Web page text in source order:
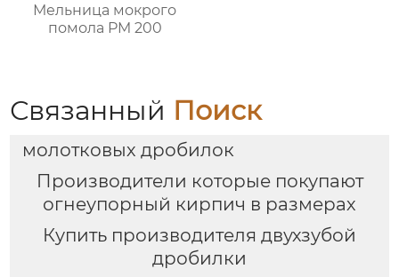
Мельница мокрого
помола PM 200
Связанный Поиск
молотковых дробилок
Производители которые покупают
огнеупорный кирпич в размерах
Купить производителя двухзубой
дробилки